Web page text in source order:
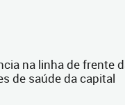
na linha de frente
de saúde da capital